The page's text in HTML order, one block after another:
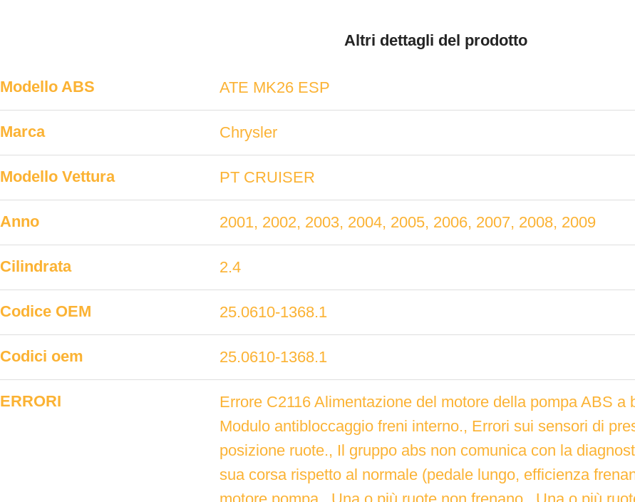
Altri dettagli del prodotto
Modello ABS ATE MK26 ESP
Marca Chrysler
Modello Vettura PT CRUISER
Anno 2001, 2002, 2003, 2004, 2005, 2006, 2007, 2008, 2009
Cilindrata 2.4
Codice OEM 25.0610-1368.1
Codici oem 25.0610-1368.1
ERRORI
Errore C2116 Alimentazione del motore della pompa ABS a
Modulo antibloccaggio freni interno., Errori sui sensori di
posizione ruote., Il gruppo abs non comunica con la
sua corsa rispetto al normale (pedale lungo, efficienza